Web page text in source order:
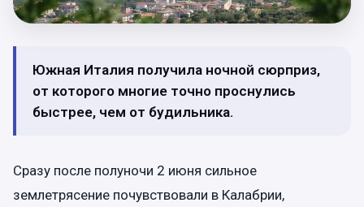
Южная Италия получила ночной сюрприз,
от которого многие точно проснулись
быстрее, чем от будильника.
Сразу после полуночи 2 июня сильное
землетрясение почувствовали в Калабрии,